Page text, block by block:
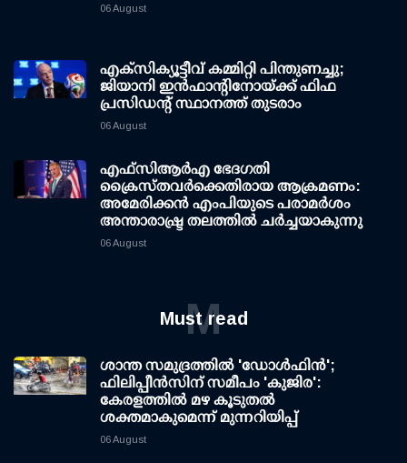
06 August
എക്സിക്യൂട്ടീവ് കമ്മിറ്റി പിന്തുണച്ചു;
ജിയാനി ഇന്‍ഫാന്റിനോയ്ക്ക് ഫിഫ
പ്രസിഡന്റ് സ്ഥാനത്ത് തുടരാം
06 August
എഫ്‌സി‌ആര്‍‌എ ഭേദഗതി
ക്രൈസ്തവർക്കെതിരായ ആക്രമണം:
അമേരിക്കൻ എംപിയുടെ പരാമർശം
അന്താരാഷ്ട്ര തലത്തിൽ ചർച്ചയാകുന്നു
06 August
Must read
M
ശാന്ത സമുദ്രത്തില്‍ 'ഡോള്‍ഫിന്‍';
ഫിലിപ്പീന്‍സിന് സമീപം 'കുജിര':
കേരളത്തില്‍ മഴ കൂടുതല്‍
ശക്തമാകുമെന്ന് മുന്നറിയിപ്പ്
06 August